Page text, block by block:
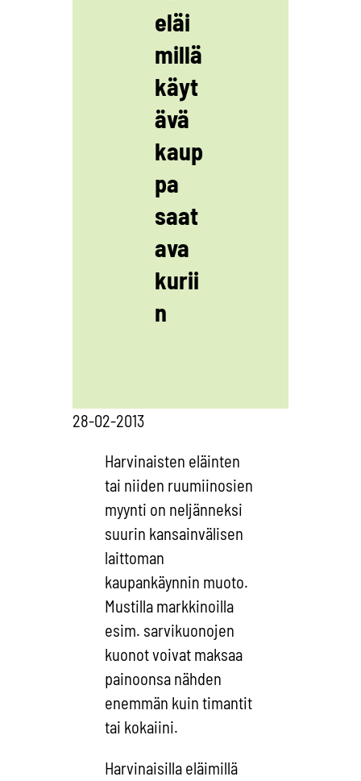
eläi
millä
käyt
ävä
kaup
pa
saat
ava
kurii
n
28-02-2013
Harvinaisten eläinten
tai niiden ruumiinosien
myynti on neljänneksi
suurin kansainvälisen
laittoman
kaupankäynnin muoto.
Mustilla markkinoilla
esim. sarvikuonojen
kuonot voivat maksaa
painoonsa nähden
enemmän kuin timantit
tai kokaiini.
Harvinaisilla eläimillä